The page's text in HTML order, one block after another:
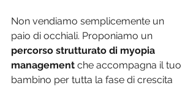
Non vendiamo semplicemente un
paio di occhiali. Proponiamo un
percorso strutturato di myopia
management che accompagna il tuo
bambino per tutta la fase di crescita